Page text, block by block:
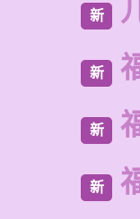
新
新
新
新